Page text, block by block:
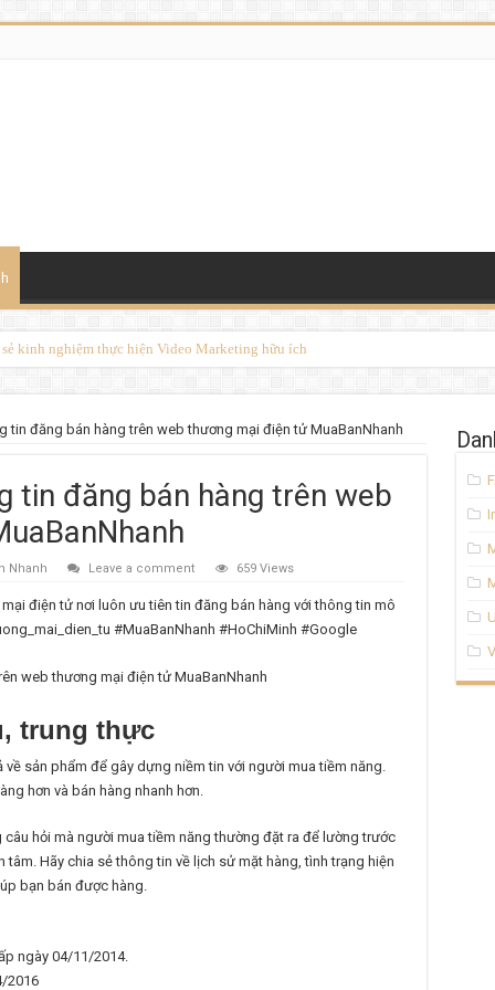
kinh nghiệm thực hiện Video Marketing hữu ích
tin đăng bán hàng trên web thương mại điện tử MuaBanNhanh
tin đăng bán hàng trên web
Nhanh Leave a comment 659 Views
điện tử nơi luôn ưu tiên tin đăng bán hàng với thông tin mô
#MuaBanNhanh #HoChiMinh #Google
trung thực
sản phẩm để gây dựng niềm tin với người mua tiềm năng.
hơn và bán hàng nhanh hơn.
hỏi mà người mua tiềm năng thường đặt ra để lường trước
Hãy chia sẻ thông tin về lịch sử mặt hàng, tình trạng hiện
bạn bán được hàng.
ngày 04/11/2014.
2016